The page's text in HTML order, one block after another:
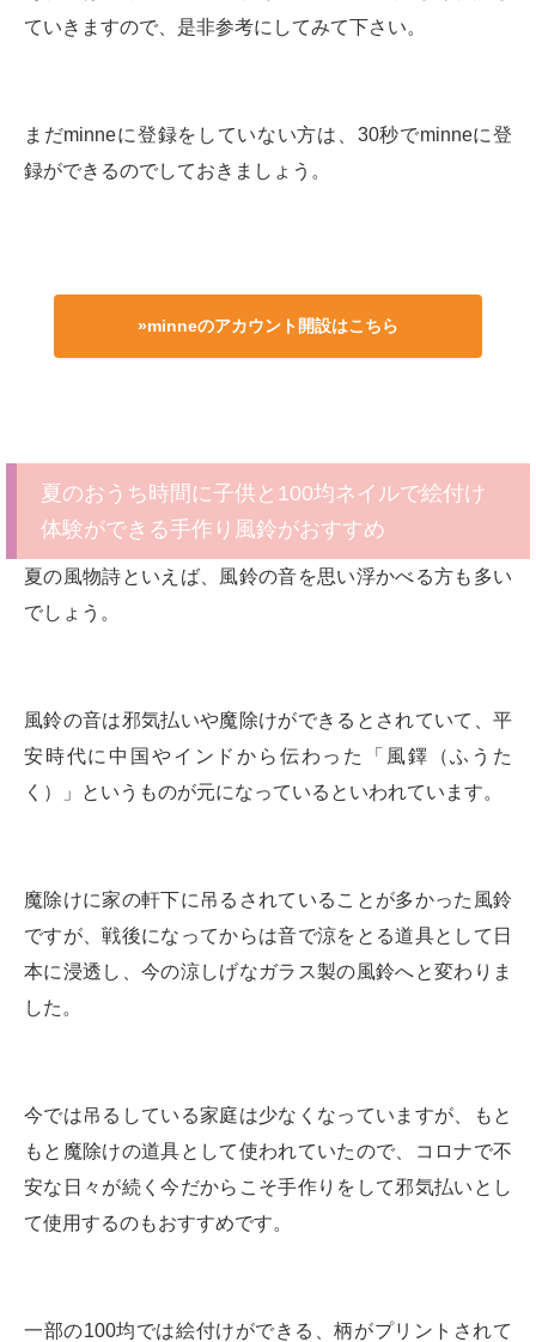
ていきますので、是非参考にしてみて下さい。
まだminneに登録をしていない方は、30秒でminneに登
録ができるのでしておきましょう。
»minneのアカウント開設はこちら
夏のおうち時間に子供と100均ネイルで絵付け
体験ができる手作り風鈴がおすすめ
夏の風物詩といえば、風鈴の音を思い浮かべる方も多い
でしょう。
風鈴の音は邪気払いや魔除けができるとされていて、平
安時代に中国やインドから伝わった「風鐸（ふうた
く）」というものが元になっているといわれています。
魔除けに家の軒下に吊るされていることが多かった風鈴
ですが、戦後になってからは音で涼をとる道具として日
本に浸透し、今の涼しげなガラス製の風鈴へと変わりま
した。
今では吊るしている家庭は少なくなっていますが、もと
もと魔除けの道具として使われていたので、コロナで不
安な日々が続く今だからこそ手作りをして邪気払いとし
て使用するのもおすすめです。
一部の100均では絵付けができる、柄がプリントされて